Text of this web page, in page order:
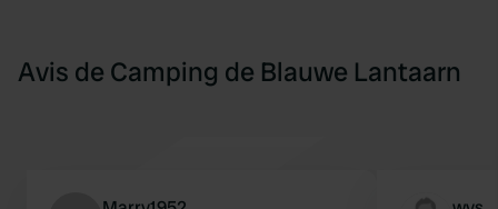
Avis de Camping de Blauwe Lantaarn